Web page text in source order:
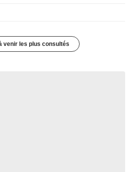
venir les plus consultés